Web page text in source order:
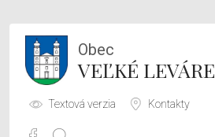
Obec
VEĽKÉ LEVÁRE
Textová verzia Kontakty